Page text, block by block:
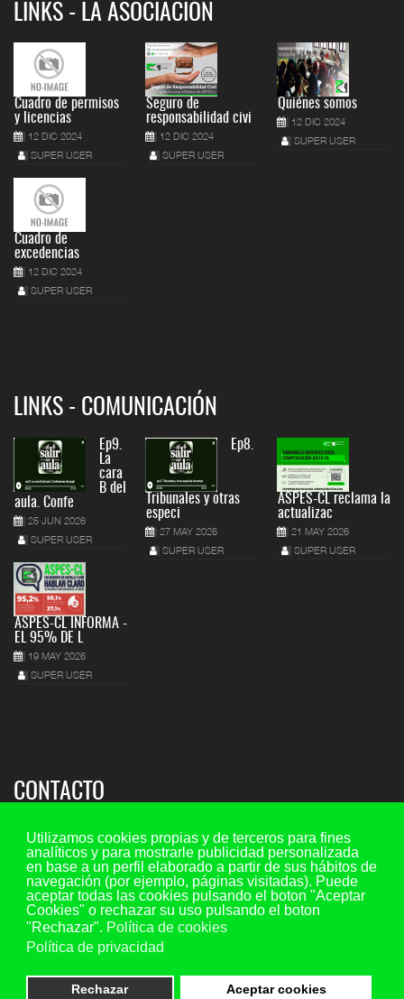
Utilizamos cookies propias y de terceros para fines
analíticos y para mostrarle publicidad personalizada
en base a un perfil elaborado a partir de sus hábitos de
navegación (por ejemplo, páginas visitadas). Puede
aceptar todas las cookies pulsando el boton "Aceptar
Cookies" o rechazar su uso pulsando el boton
"Rechazar". Política de cookies
Política de privacidad
Rechazar Aceptar cookies
LINKS - LA ASOCIACIÓN
Cuadro de permisos
y licencias
12 DIC 2024
SUPER USER
Cuadro de
excedencias
12 DIC 2024
SUPER USER
Seguro de
responsabilidad civi
12 DIC 2024
SUPER USER
Quiénes somos
12 DIC 2024
SUPER USER
LINKS - COMUNICACIÓN
Ep9.
La
cara
B del
aula. Confe
25 JUN 2026
SUPER USER
ASPES-CL INFORMA -
EL 95% DE L
19 MAY 2026
SUPER USER
Ep8.
Tribunales y otras
especi
27 MAY 2026
SUPER USER
ASPES-CL reclama la
actualizac
21 MAY 2026
SUPER USER
CONTACTO
Sede regional:
C/ María de Molina 7, 2º piso - oficina 5, 47001 - Valladolid
Teléfono y fax: 983 29 35 45 Ext. 107
Móvil: 649 73 44 20
Email consultas: consultas@aspescl.com